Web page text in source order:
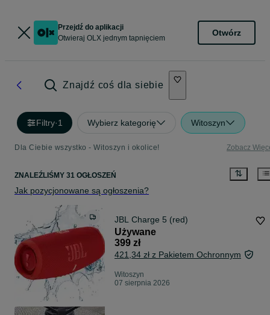
Przejdź do aplikacji
Otwieraj OLX jednym tapnięciem
Otwórz
Znajdź coś dla siebie
Filtry·1 Wybierz kategorię Witoszyn
Dla Ciebie wszystko - Witoszyn i okolice! Zobacz
ZNALEŹLIŚMY 31 OGŁOSZEŃ
Jak pozycjonowane są ogłoszenia?
JBL Charge 5 (red)
Używane
399 zł
421,34 zł z Pakietem Ochronnym
Witoszyn
07 sierpnia 2026